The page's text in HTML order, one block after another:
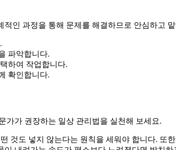
인 과정을 통해 문제를 해결하므로 안심하고
파악합니다.
하여 작업합니다.
확인합니다.
가가 권장하는 일상 관리법을 실천해 보세요.
것도 넣지 않는다는 원칙을 세워야 합니다. 또